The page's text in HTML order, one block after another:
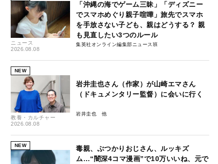
ニュース
2026.08.08
「沖縄の海でゲーム三昧」「ディズニー
でスマホめぐり親子喧嘩」旅先でスマホ
を手放さない子ども、親はどうする？ 親
も見直したい3つのルール
集英社オンライン編集部ニュース班
NEW
教養・カルチャー
2026.08.08
岩井圭也さん（作家）が山崎エマさん
（ドキュメンタリー監督）に会いに行く
岩井圭也
NEW
毒親、ぶつかりおじさん、ルッキズ
ム…“闇深4コマ漫画”で10万いいね、元で